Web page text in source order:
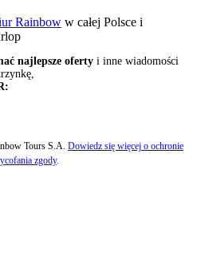
Rainbow w całej Polsce i
najlepsze oferty i inne wiadomości
Tours S.A. Dowiedz się więcej o ochronie
zgody.